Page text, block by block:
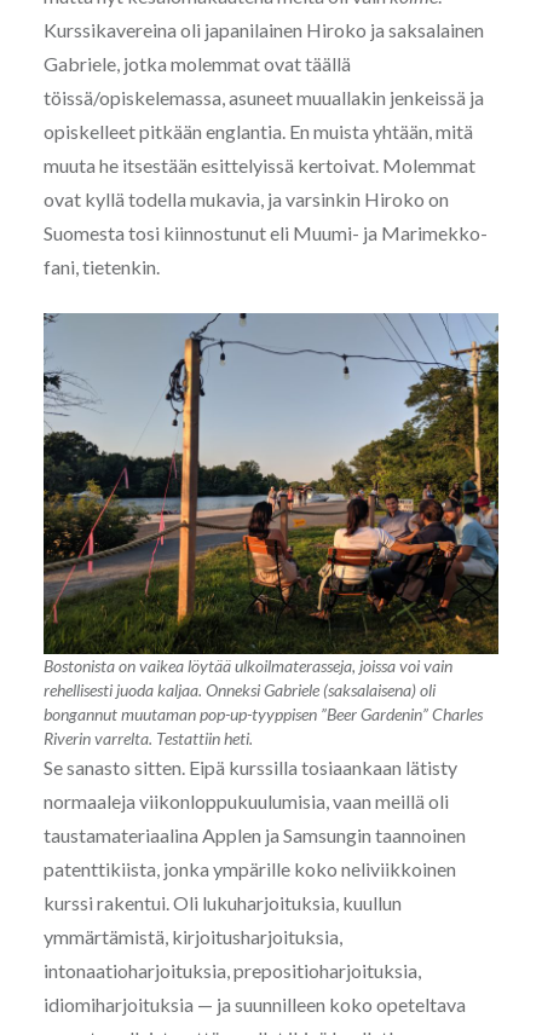
Kurssikavereina oli japanilainen Hiroko ja saksalainen
Gabriele, jotka molemmat ovat täällä
töissä/opiskelemassa, asuneet muuallakin jenkeissä ja
opiskelleet pitkään englantia. En muista yhtään, mitä
muuta he itsestään esittelyissä kertoivat. Molemmat
ovat kyllä todella mukavia, ja varsinkin Hiroko on
Suomesta tosi kiinnostunut eli Muumi- ja Marimekko-
fani, tietenkin.
Bostonista on vaikea löytää ulkoilmaterasseja, joissa voi vain
rehellisesti juoda kaljaa. Onneksi Gabriele (saksalaisena) oli
bongannut muutaman pop-up-tyyppisen ”Beer Gardenin” Charles
Riverin varrelta. Testattiin heti.
Se sanasto sitten. Eipä kurssilla tosiaankaan lätisty
normaaleja viikonloppukuulumisia, vaan meillä oli
taustamateriaalina Applen ja Samsungin taannoinen
patenttikiista, jonka ympärille koko neliviikkoinen
kurssi rakentui. Oli lukuharjoituksia, kuullun
ymmärtämistä, kirjoitusharjoituksia,
intonaatioharjoituksia, prepositioharjoituksia,
idiomiharjoituksia — ja suunnilleen koko opeteltava